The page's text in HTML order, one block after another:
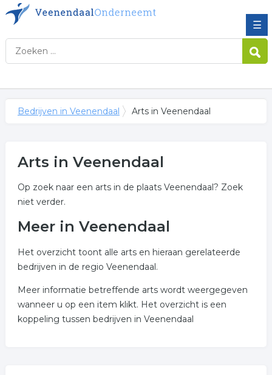
☰
Bedrijven in Veenendaal Arts in Veenendaal
Arts in Veenendaal
Op zoek naar een arts in de plaats Veenendaal? Zoek
niet verder.
Meer in Veenendaal
Het overzicht toont alle arts en hieraan gerelateerde
bedrijven in de regio Veenendaal.
Meer informatie betreffende arts wordt weergegeven
wanneer u op een item klikt. Het overzicht is een
koppeling tussen bedrijven in Veenendaal